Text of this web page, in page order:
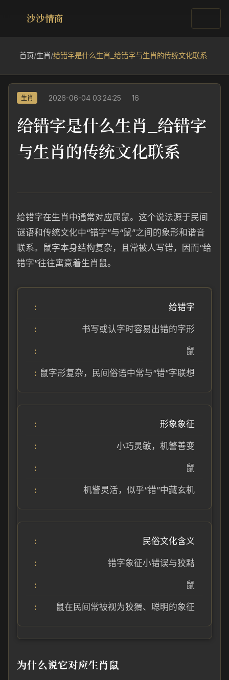
沙沙情商
首页/生肖/给错字是什么生肖_给错字与生肖的传统文化联系
生肖 2026-06-04 03:24:25 16
给错字是什么生肖_给错字
与生肖的传统文化联系
给错字在生肖中通常对应属鼠。这个说法源于民间
谜语和传统文化中“错字”与“鼠”之间的象形和谐音
联系。鼠字本身结构复杂，且常被人写错，因而“给
错字”往往寓意着生肖鼠。
给错字
书写或认字时容易出错的字形
鼠
鼠字形复杂，民间俗语中常与“错”字联想
形象象征
小巧灵敏，机警善变
鼠
机警灵活，似乎“错”中藏玄机
民俗文化含义
错字象征小错误与狡黠
鼠
鼠在民间常被视为狡猾、聪明的象征
为什么说它对应生肖鼠